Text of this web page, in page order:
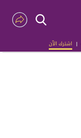
| اشترك الآن